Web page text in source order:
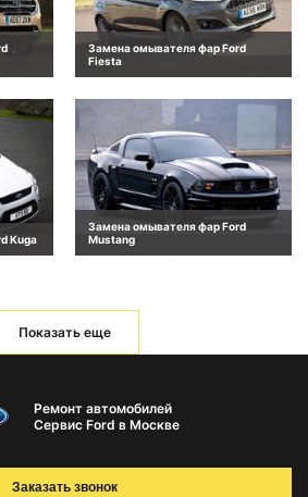
Замена омывателя фар Ford
Fiesta
Kuga
Замена омывателя фар Ford
Mustang
Показать еще
Ремонт автомобилей
Сервис Ford в Москве
Заказать звонок